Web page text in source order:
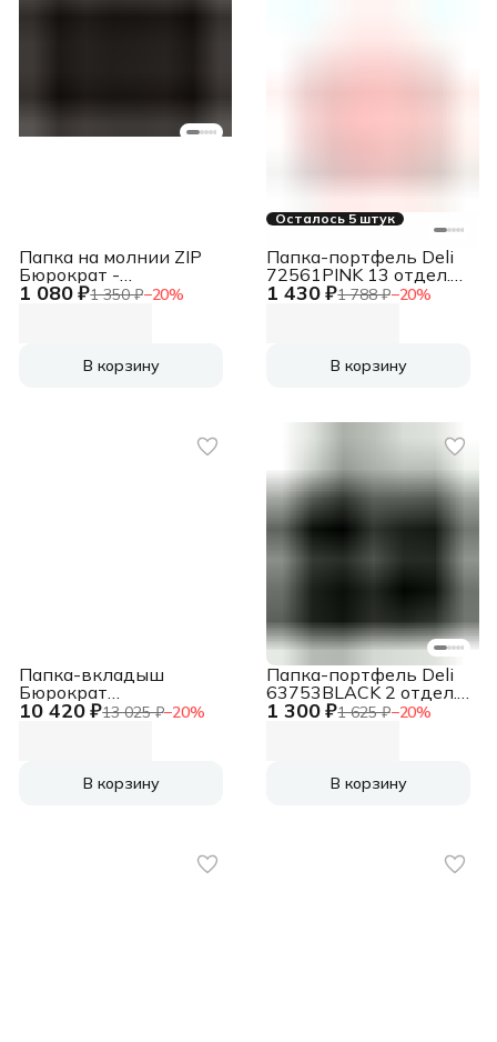
1 080 ₽1 350 ₽−20%
Папка на молнии ZIP
Бюрократ -
BPM4A2BLCK A4+
В корзину
Осталось 5 штук
1 430 ₽1 788 ₽−20%
Папка-портфель Deli
72561PINK 13 отдел.
A4 терилен розовый
В корзину
10 420 ₽13 025 ₽−20%
Папка-вкладыш
Бюрократ
-013BTEN17
В корзину
1 300 ₽1 625 ₽−20%
Папка-портфель Deli
63753BLACK 2 отдел.
A4 текстиль черный
В корзину